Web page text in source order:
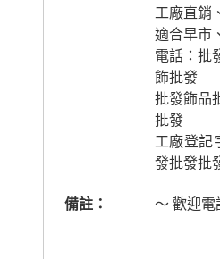
工廠直銷
適合早市
電話：批
飾批發
批發飾品
批發
工廠登記
發批發批
備註： ～ 歡迎電